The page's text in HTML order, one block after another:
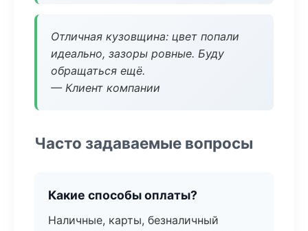
Отличная кузовщина: цвет попали
идеально, зазоры ровные. Буду
обращаться ещё.
— Клиент компании
Часто задаваемые вопросы
Какие способы оплаты?
Наличные, карты, безналичный